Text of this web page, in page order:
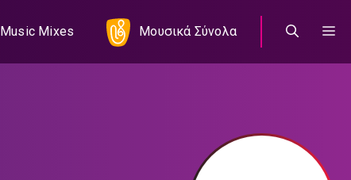
Music Mixes Μουσικά Σύνολα